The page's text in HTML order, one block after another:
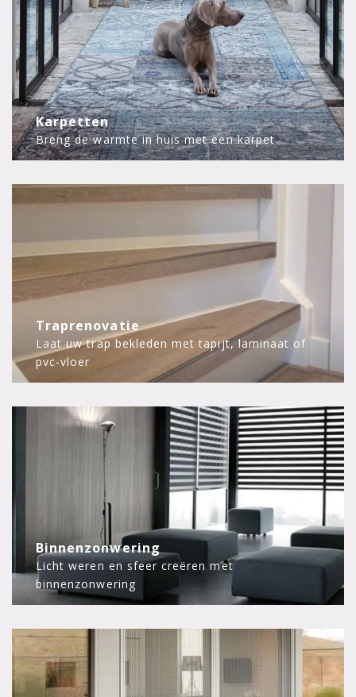
Karpetten
Breng de warmte in huis met een karpet
Traprenovatie
Laat uw trap bekleden met tapijt, laminaat of
pvc-vloer
Binnenzonwering
Licht weren en sfeer creëren met
binnenzonwering